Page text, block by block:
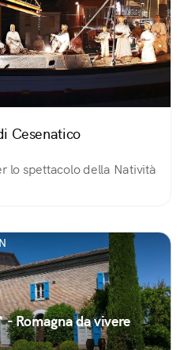
Cesenatico
lo spettacolo della Natività
Romagna da vivere